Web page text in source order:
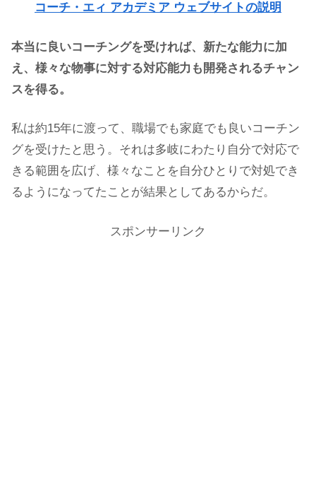
コーチ・エィ アカデミア ウェブサイトの説明
本当に良いコーチングを受ければ、新たな能力に加
え、様々な物事に対する対応能力も開発されるチャン
スを得る。
私は約15年に渡って、職場でも家庭でも良いコーチン
グを受けたと思う。それは多岐にわたり自分で対応で
きる範囲を広げ、様々なことを自分ひとりで対処でき
るようになってたことが結果としてあるからだ。
スポンサーリンク